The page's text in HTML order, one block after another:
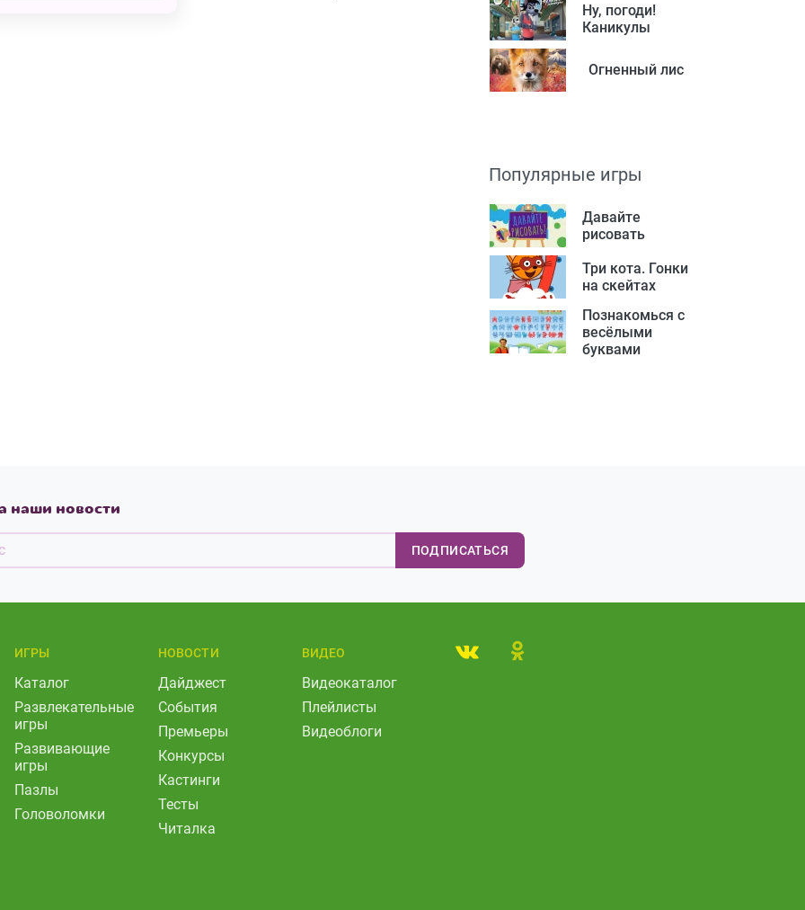
Ну, погоди!
Каникулы
Огненный лис
Популярные игры
Давайте
рисовать
Три кота. Гонки
на скейтах
Познакомься с
весёлыми
буквами
наши новости
ПОДПИСАТЬСЯ
ИГРЫ
Каталог
Развлекательные
игры
Развивающие
игры
Пазлы
Головоломки
НОВОСТИ
Дайджест
События
Премьеры
Конкурсы
Кастинги
Тесты
Читалка
ВИДЕО
Видеокаталог
Плейлисты
Видеоблоги